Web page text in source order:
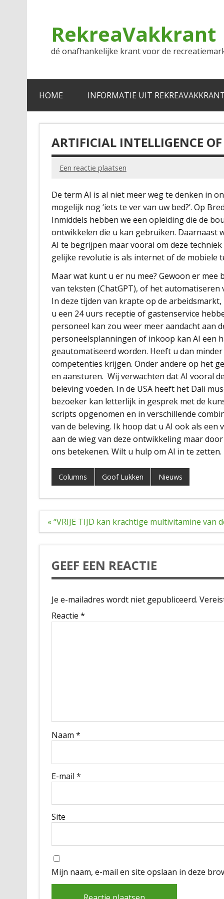
RekreaVakkrant
dé onafhankelijke krant voor de
HOME INFORMATIE UIT
ARTIFICIAL INTELLIGENCE
Een reactie plaatsen
De term AI is al niet meer weg te denken in
mogelijk nog ‘iets te ver van uw bed?’. Op
Inmiddels hebben we een opleiding die de
ontwikkelen die u kan gebruiken. Daarnaast
AI te begrijpen maar vooral om deze
gelijke revolutie is als internet of de mobiele
Maar wat kunt u er nu mee? Gewoon er
van teksten (ChatGPT), of het
In deze tijden van krapte op de
u een 24 uurs receptie of gastenservice
personeel kan zou weer meer aandacht aan
personeelsplanningen of inkoop kan AI een
geautomatiseerd worden. Heeft u dan
competenties krijgen. Onder andere op het
en aansturen. Wij verwachten dat AI vooral
beleving voeden. In de USA heeft het Dali
bezoeker kan letterlijk in gesprek met de
scripts opgenomen en in verschillende
van de beleving. Ik hoop dat u AI ook als
aan de wieg van deze ontwikkeling maar
ons betekenen. Wilt u hulp om AI in te
Columns Goof Lukken Nieuws
Bericht
navigatie
« “VRIJE TIJD kan krachtige multivitamine van
GEEF EEN REACTIE
Je e-mailadres wordt niet gepubliceerd.
Reactie *
Naam *
E-mail *
Site
Mijn naam, e-mail en site opslaan in deze